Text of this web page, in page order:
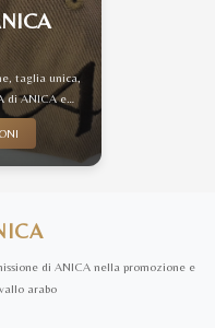
taglia unica,
di ANICA e…
di ANICA nella promozione e
arabo